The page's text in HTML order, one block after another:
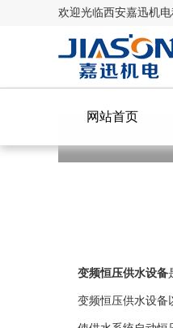
欢迎光临西安嘉迅机电
网站首页
变频恒压供水设备
变频恒压供水设备以